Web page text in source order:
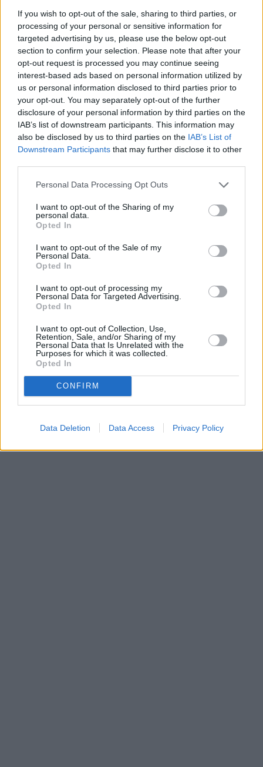
If you wish to opt-out of the sale, sharing to third parties, or
processing of your personal or sensitive information for
targeted advertising by us, please use the below opt-out
section to confirm your selection. Please note that after your
opt-out request is processed you may continue seeing
interest-based ads based on personal information utilized by
us or personal information disclosed to third parties prior to
your opt-out. You may separately opt-out of the further
disclosure of your personal information by third parties on the
IAB’s list of downstream participants. This information may
also be disclosed by us to third parties on the IAB’s List of
Downstream Participants that may further disclose it to other
Personal Data Processing Opt Outs
I want to opt-out of the Sharing of my
personal data.
Opted In
I want to opt-out of the Sale of my
Personal Data.
Opted In
I want to opt-out of processing my
Personal Data for Targeted Advertising.
Opted In
I want to opt-out of Collection, Use,
Retention, Sale, and/or Sharing of my
Personal Data that Is Unrelated with the
Purposes for which it was collected.
Opted In
CONFIRM
Data Deletion Data Access Privacy Policy
46E: CBC Sport HD a další ázerbájdžánské tv z nových parametrů
Reklama
Pracovní nabídky
Bosch Powertrain s.r.o. Jihlava • linkový střídač • mzda
48.400 Kč • příspěvek na ubytování (Jihlava, okres Jihlava)
07.08.2026 - Bosch Powertrain s.r.o. Jihlava • obsluha CNC strojů •
48.400 Kč • náborový bonus 50.000 Kč • příspěvek na ubytování
okres Jihlava)
06.08.2026 -
Bosch Powertrain s.r.o. Jihlava • CNC operátor• mzda
Kč • náborový bonus 50.000 Kč • příspěvek na ubytování (Jihlava,
Jihlava)
06.08.2026 -Bosch Powertrain s.r.o. Jihlava • práce ve skladu • mzda
48.400 Kč • náborový bonus 50.000 Kč • ubytování (Jihlava, okres
... další nabídky zaměstnání
Prima sport - co nabídne v prvním
vysílacím týdnu
Kdy a kde bude Prima sport k
naladění na Skylinku
Parabola.cz- web o satelitní, terestrické a kabelové televizi, ©
O webu parabola.cz•O souborech cookies•Inzerce•Kontakt